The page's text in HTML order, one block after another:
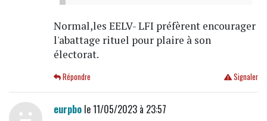
Normal,les EELV- LFI préfèrent encourager
l'abattage rituel pour plaire à son
électorat.
Signaler
Répondre
eurpbole 11/05/2023 à 23:57